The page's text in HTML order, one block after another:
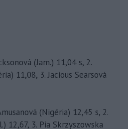
(Jam.) 11,04 s, 2.
11,08, 3. Jacious Searsová
(Nigéria) 12,45 s, 2.
12,67, 3. Pia Skrzyszowska